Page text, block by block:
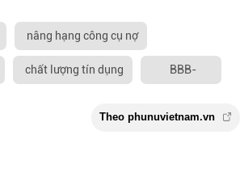
nâng hạng công cụ nợ
chất lượng tín dụng BBB-